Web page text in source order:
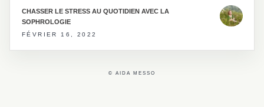
CHASSER LE STRESS AU QUOTIDIEN AVEC LA
SOPHROLOGIE
FÉVRIER 16, 2022
© AIDA MESSO